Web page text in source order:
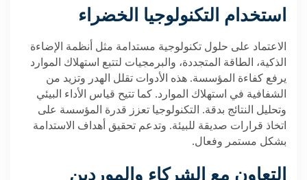
استخدام التكنولوجيا الخضراء
الاعتماد على حلول تكنولوجية مستدامة مثل أنظمة الإضاءة
الذكية، الطاقة المتجددة، والبرمجيات لتتبع استهلاك الموارد
يرفع كفاءة المؤسسة. هذه الأدوات تقلل الهدر وتزيد من
الشفافية في استهلاك الموارد. كما تتيح قياس الأداء البيئي
وتحليل النتائج بدقة. التكنولوجيا تعزز قدرة المؤسسة على
اتخاذ قرارات صديقة للبيئة. وتدعم تحقيق أهداف الاستدامة
بشكل مستمر وفعال.
التعاون مع الشركاء والموردين